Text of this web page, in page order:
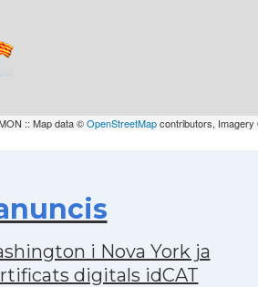
:: Map data ©OpenStreetMapcontributors,
i Nova York ja
digitals idCAT